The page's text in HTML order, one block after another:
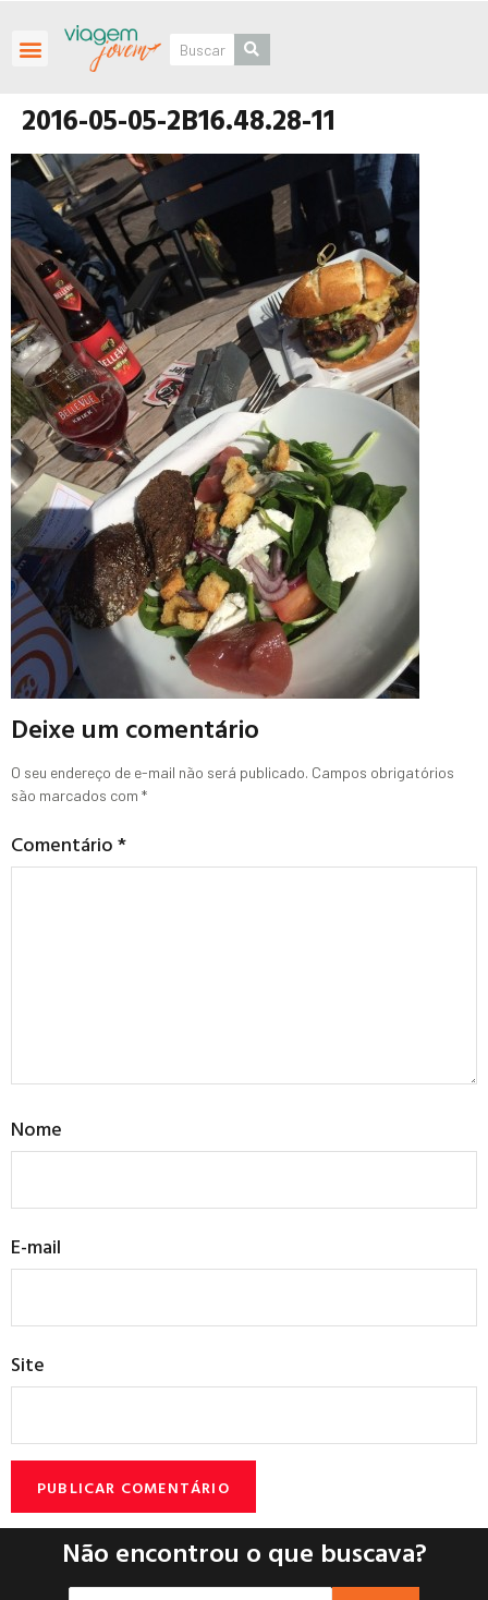
2016-05-05-2B16.48.28-11
Deixe um comentário
O seu endereço de e-mail não será publicado. Campos obrigatórios
são marcados com *
Comentário*
Nome
E-mail
Site
Não encontrou o que buscava?